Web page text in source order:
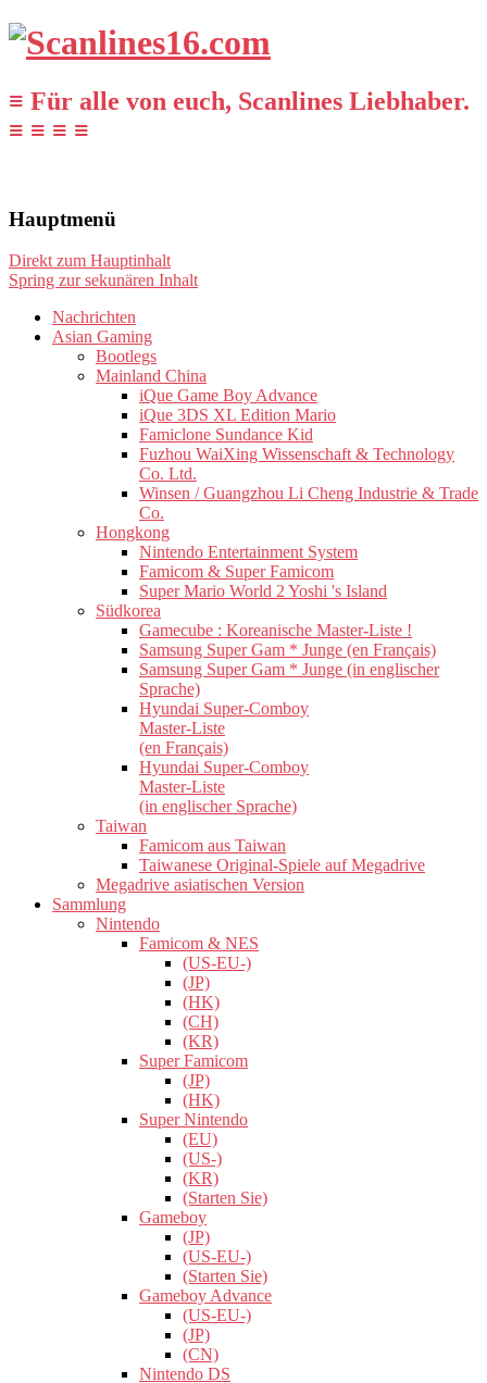
≡ Für alle von euch, Scanlines Liebhaber.
≡ ≡ ≡ ≡
Hauptmenü
Direkt zum Hauptinhalt
Spring zur sekunären Inhalt
Nachrichten
Asian Gaming
Bootlegs
Mainland China
iQue Game Boy Advance
iQue 3DS XL Edition Mario
Famiclone Sundance Kid
Fuzhou WaiXing Wissenschaft & Technology
Co. Ltd.
Winsen / Guangzhou Li Cheng Industrie & Trade
Co.
Hongkong
Nintendo Entertainment System
Famicom & Super Famicom
Super Mario World 2 Yoshi 's Island
Südkorea
Gamecube : Koreanische Master-Liste !
Samsung Super Gam * Junge (en Français)
Samsung Super Gam * Junge (in englischer
Sprache)
Hyundai Super-Comboy
Master-Liste
(en Français)
Hyundai Super-Comboy
Master-Liste
(in englischer Sprache)
Taiwan
Famicom aus Taiwan
Taiwanese Original-Spiele auf Megadrive
Megadrive asiatischen Version
Sammlung
Nintendo
Famicom & NES
(US-EU-)
(JP)
(HK)
(CH)
(KR)
Super Famicom
(JP)
(HK)
Super Nintendo
(EU)
(US-)
(KR)
(Starten Sie)
Gameboy
(JP)
(US-EU-)
(Starten Sie)
Gameboy Advance
(US-EU-)
(JP)
(CN)
Nintendo DS